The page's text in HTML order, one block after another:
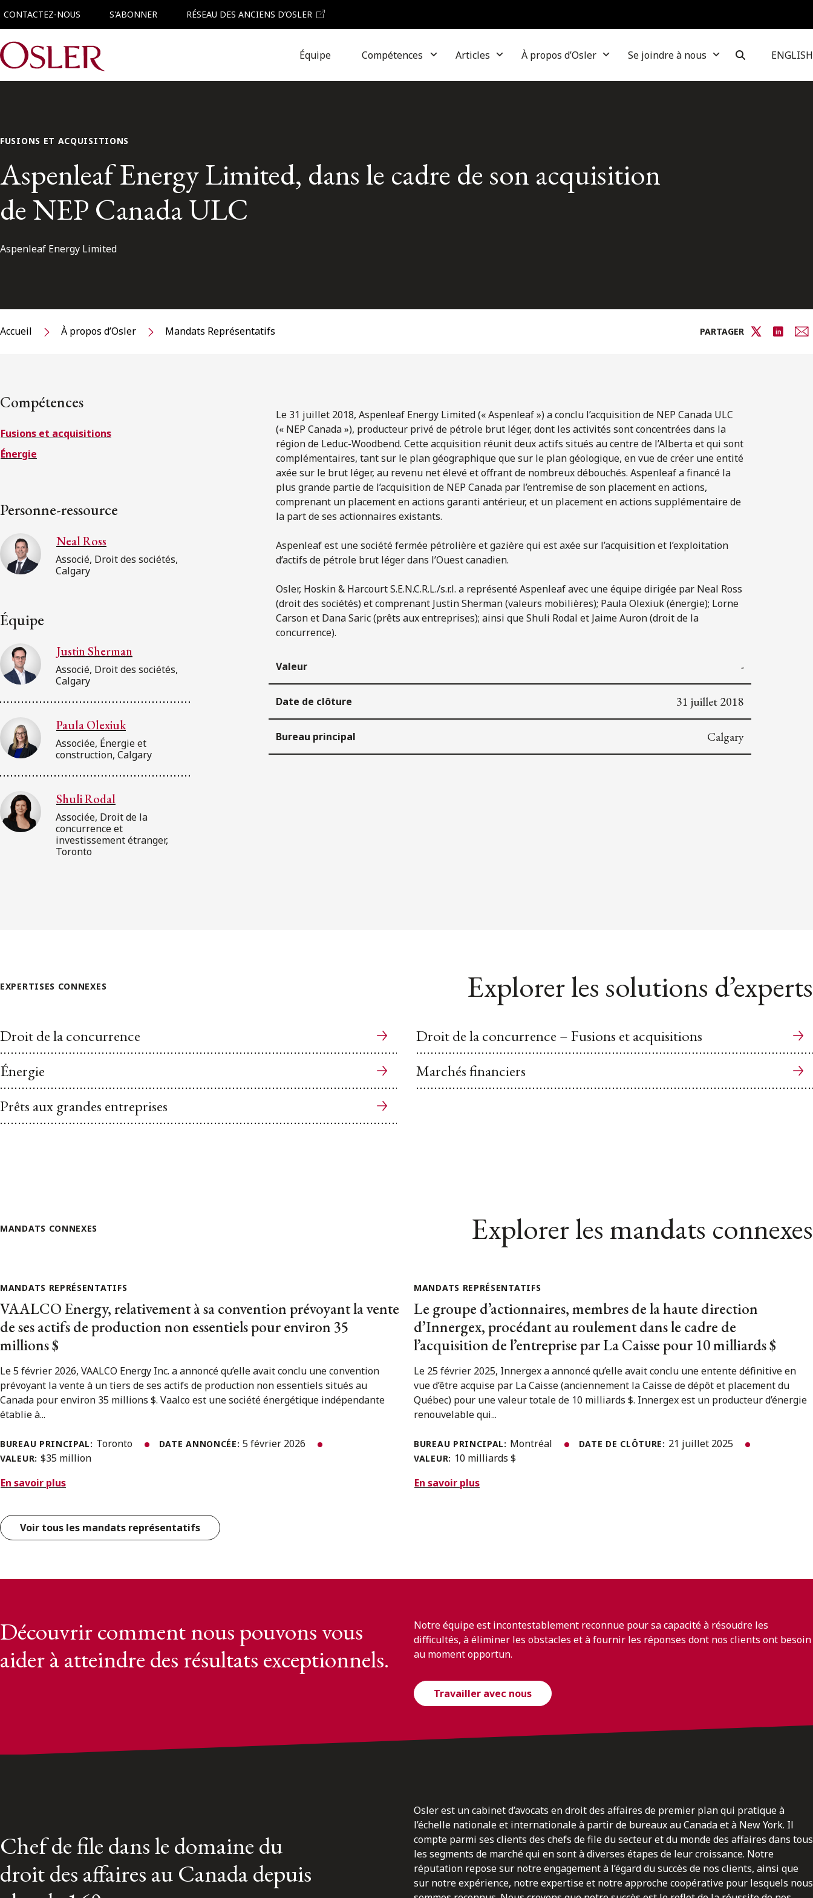
CONTACTEZ-NOUS S'ABONNER RÉSEAU DES ANCIENS D’OSLER
Main Navigation Équipe Compétences Articles À propos d’Osler Se joindre à nous ENGLISH
FUSIONS ET ACQUISITIONS
Aspenleaf Energy Limited, dans le cadre de son acquisition
de NEP Canada ULC
Aspenleaf Energy Limited
Accueil À propos d’Osler Mandats Représentatifs PARTAGER
Compétences
Fusions et acquisitions
Énergie
Personne-ressource
Neal Ross
Associé, Droit des sociétés,
Calgary
Équipe
Justin Sherman
Associé, Droit des sociétés,
Calgary
Paula Olexiuk
Associée, Énergie et
construction, Calgary
Shuli Rodal
Associée, Droit de la
concurrence et
investissement étranger,
Toronto
Le 31 juillet 2018, Aspenleaf Energy Limited (« Aspenleaf ») a conclu l’acquisition de NEP Canada ULC
(« NEP Canada »), producteur privé de pétrole brut léger, dont les activités sont concentrées dans la
région de Leduc-Woodbend. Cette acquisition réunit deux actifs situés au centre de l’Alberta et qui sont
complémentaires, tant sur le plan géographique que sur le plan géologique, en vue de créer une entité
axée sur le brut léger, au revenu net élevé et offrant de nombreux débouchés. Aspenleaf a financé la
plus grande partie de l’acquisition de NEP Canada par l’entremise de son placement en actions,
comprenant un placement en actions garanti antérieur, et un placement en actions supplémentaire de
la part de ses actionnaires existants.
Aspenleaf est une société fermée pétrolière et gazière qui est axée sur l’acquisition et l’exploitation
d’actifs de pétrole brut léger dans l’Ouest canadien.
Osler, Hoskin & Harcourt S.E.N.C.R.L./s.r.l. a représenté Aspenleaf avec une équipe dirigée par Neal Ross
(droit des sociétés) et comprenant Justin Sherman (valeurs mobilières); Paula Olexiuk (énergie); Lorne
Carson et Dana Saric (prêts aux entreprises); ainsi que Shuli Rodal et Jaime Auron (droit de la
concurrence).
Valeur -
Date de clôture 31 juillet 2018
Bureau principal Calgary
EXPERTISES CONNEXES Explorer les solutions d’experts
Droit de la concurrence
Droit de la concurrence – Fusions et acquisitions
Énergie
Marchés financiers
Prêts aux grandes entreprises
MANDATS CONNEXES Explorer les mandats connexes
MANDATS REPRÉSENTATIFS
VAALCO Energy, relativement à sa convention prévoyant la vente
de ses actifs de production non essentiels pour environ 35
millions $
Le 5 février 2026, VAALCO Energy Inc. a annoncé qu’elle avait conclu une convention
prévoyant la vente à un tiers de ses actifs de production non essentiels situés au
Canada pour environ 35 millions $. Vaalco est une société énergétique indépendante
établie à...
BUREAU PRINCIPAL: Toronto DATE ANNONCÉE:5 février 2026
VALEUR: $35 million
En savoir plus
MANDATS REPRÉSENTATIFS
Le groupe d’actionnaires, membres de la haute direction
d’Innergex, procédant au roulement dans le cadre de
l’acquisition de l’entreprise par La Caisse pour 10 milliards $
Le 25 février 2025, Innergex a annoncé qu’elle avait conclu une entente définitive en
vue d’être acquise par La Caisse (anciennement la Caisse de dépôt et placement du
Québec) pour une valeur totale de 10 milliards $. Innergex est un producteur d’énergie
renouvelable qui...
BUREAU PRINCIPAL: Montréal DATE DE CLÔTURE: 21 juillet 2025
VALEUR: 10 milliards $
En savoir plus
Voir tous les mandats représentatifs
Découvrir comment nous pouvons vous
aider à atteindre des résultats exceptionnels.
Notre équipe est incontestablement reconnue pour sa capacité à résoudre les
difficultés, à éliminer les obstacles et à fournir les réponses dont nos clients ont besoin
au moment opportun.
Travailler avec nous
Chef de file dans le domaine du
droit des affaires au Canada depuis
Osler est un cabinet d’avocats en droit des affaires de premier plan qui pratique à
l’échelle nationale et internationale à partir de bureaux au Canada et à New York. Il
compte parmi ses clients des chefs de file du secteur et du monde des affaires dans tous
les segments de marché qui en sont à diverses étapes de leur croissance. Notre
réputation repose sur notre engagement à l’égard du succès de nos clients, ainsi que
sur notre expérience, notre expertise et notre approche coopérative pour lesquels nous